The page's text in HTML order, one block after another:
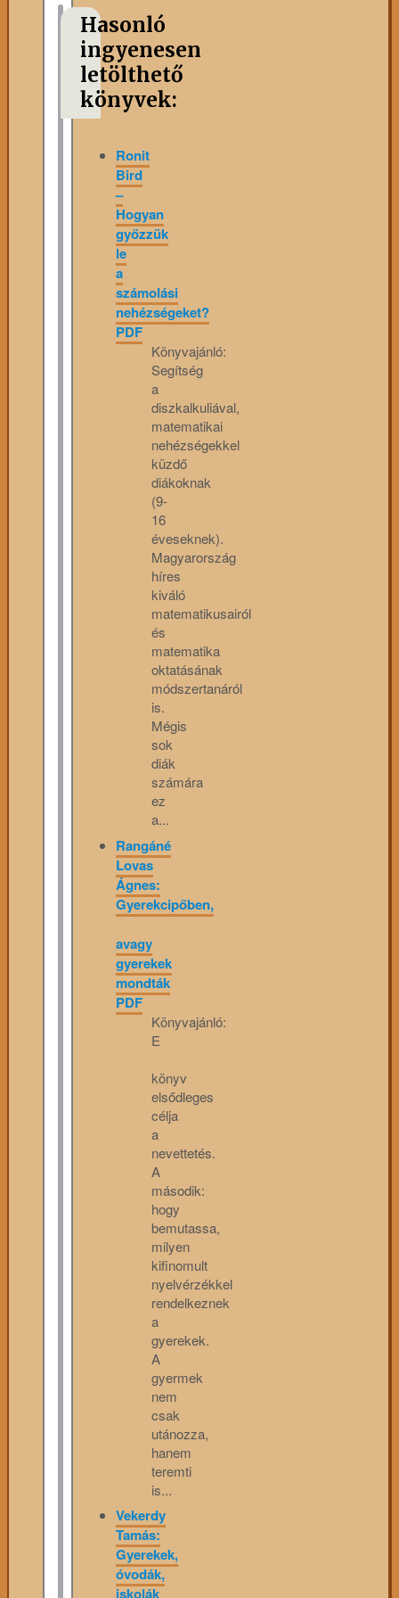
Hasonló
ingyenesen
letölthető
könyvek:
Ronit
Bird
–
Hogyan
győzzük
le
a
számolási
nehézségeket?
PDF
Könyvajánló:
Segítség
a
diszkalkuliával,
matematikai
nehézségekkel
küzdő
diákoknak
(9-
16
éveseknek).
Magyarország
híres
kiváló
matematikusairól
és
matematika
oktatásának
módszertanáról
is.
Mégis
sok
diák
számára
ez
a...
Rangáné
Lovas
Ágnes:
Gyerekcipőben,
avagy
gyerekek
mondták
PDF
Könyvajánló:
E
könyv
elsődleges
célja
a
nevettetés.
A
második:
hogy
bemutassa,
milyen
kifinomult
nyelvérzékkel
rendelkeznek
a
gyerekek.
A
gyermek
nem
csak
utánozza,
hanem
teremti
is...
Vekerdy
Tamás:
Gyerekek,
óvodák,
iskolák